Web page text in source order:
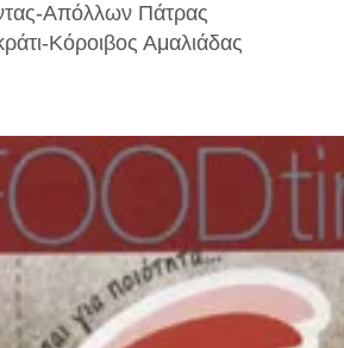
Απόλλων Πάτρας
Κόροιβος Αμαλιάδας